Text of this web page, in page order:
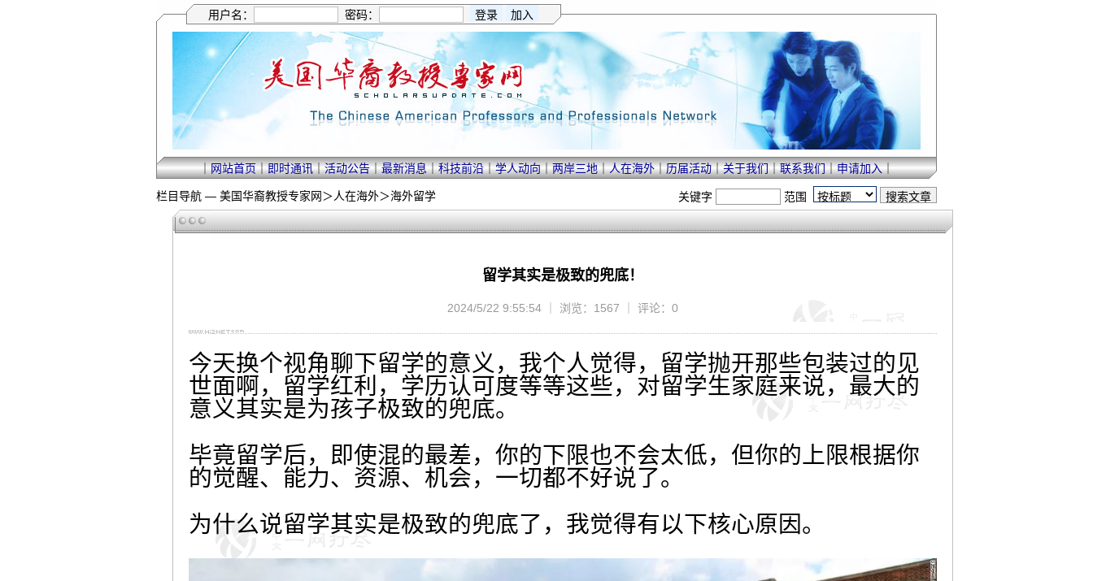
用户名： 密码：
｜网站首页｜即时通讯｜活动公告｜最新消息｜科技前沿｜学人动向｜两岸三地｜人在海外｜历届活动｜关于我们｜联系我们｜申请加入｜
栏目导航 — 美国华裔教授专家网＞人在海外＞海外留学 关键字 范围
留学其实是极致的兜底！
2024/5/22 9:55:54 ｜ 浏览：1567 ｜ 评论：0
今天换个视角聊下留学的意义，我个人觉得，留学抛开那些包装过的见
世面啊，留学红利，学历认可度等等这些，对留学生家庭来说，最大的
意义其实是为孩子极致的兜底。
毕竟留学后，即使混的最差，你的下限也不会太低，但你的上限根据你
的觉醒、能力、资源、机会，一切都不好说了。
为什么说留学其实是极致的兜底了，我觉得有以下核心原因。